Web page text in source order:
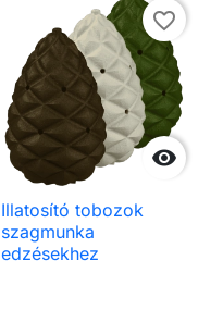

favorite_border
Illatosító tobozok
szagmunka
edzésekhez